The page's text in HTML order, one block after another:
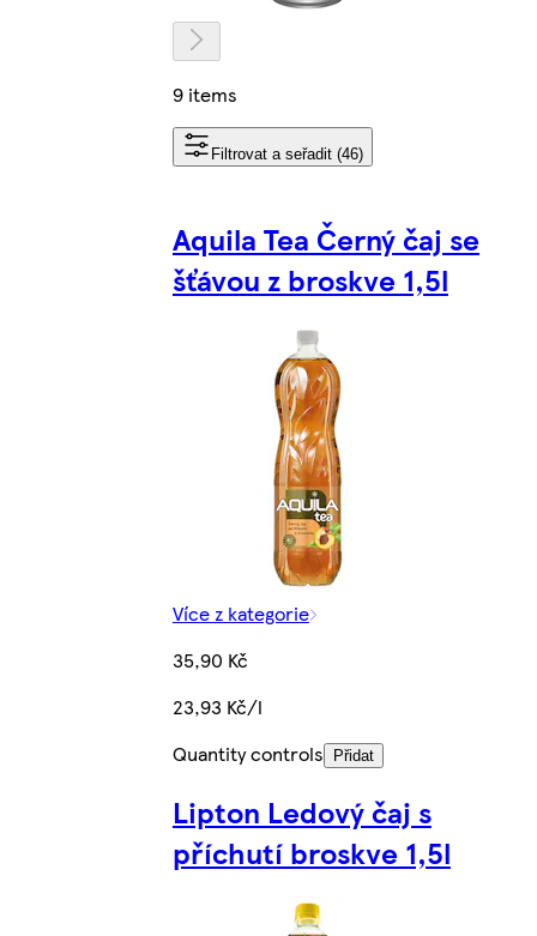
9 items
Filtrovat a seřadit (46)
Aquila Tea Černý čaj se
šťávou z broskve 1,5l
Více z kategorie
35,90 Kč
23,93 Kč/l
Quantity controls
Přidat
Lipton Ledový čaj s
příchutí broskve 1,5l